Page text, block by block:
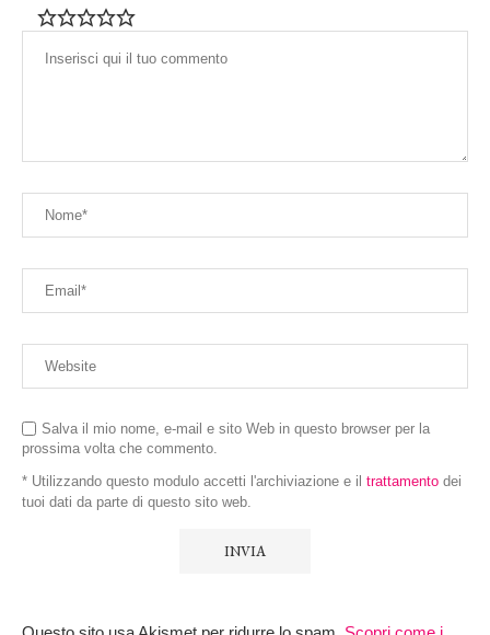
Salva il mio nome, e-mail e sito Web in questo browser per la
prossima volta che commento.
* Utilizzando questo modulo accetti l'archiviazione e il trattamento dei
tuoi dati da parte di questo sito web.